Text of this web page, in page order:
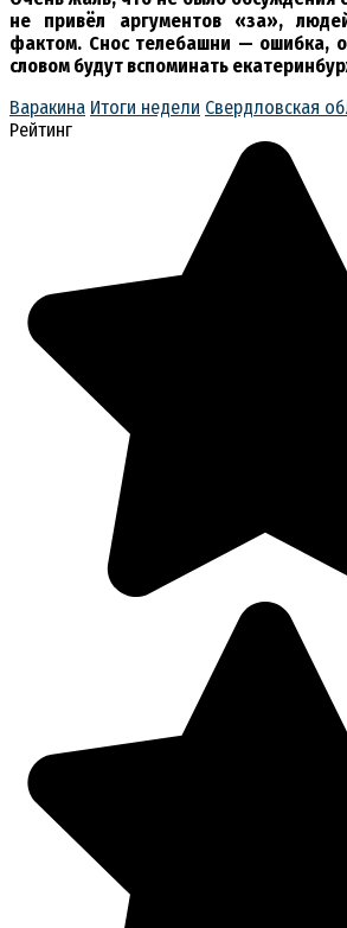
не привёл аргументов «за»,
фактом. Снос телебашни — ошибка,
словом будут вспоминать
Варакина Итоги недели Свердловская
Рейтинг